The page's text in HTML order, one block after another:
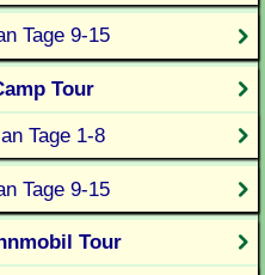
Tage 9-15
Tour
Tage 1-8
Tage 9-15
Tour